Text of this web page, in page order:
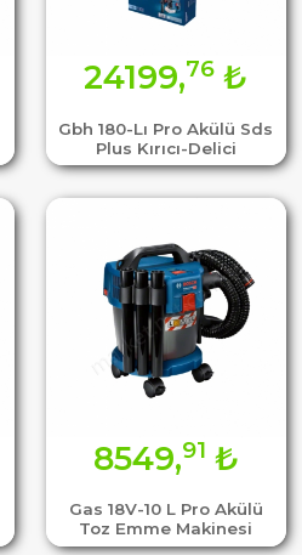
Gbh 180-Lı Pro Akülü Sds
Plus Kırıcı-Delici
24199,76 ₺
Gas 18V-10 L Pro Akülü
Toz Emme Makinesi
8549,91 ₺